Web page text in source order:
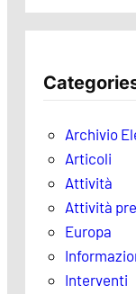
Archivio
Articoli
Attività
Attività
Europa
Interventi